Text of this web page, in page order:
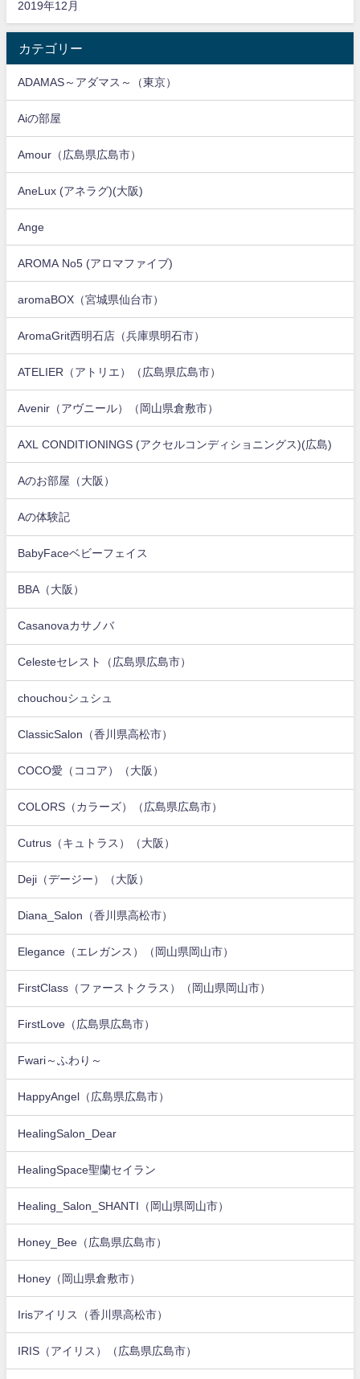
2019年12月
カテゴリー
ADAMAS～アダマス～（東京）
Aiの部屋
Amour（広島県広島市）
AneLux (アネラグ)(大阪)
Ange
AROMA No5 (アロマファイブ)
aromaBOX（宮城県仙台市）
AromaGrit西明石店（兵庫県明石市）
ATELIER（アトリエ）（広島県広島市）
Avenir（アヴニール）（岡山県倉敷市）
AXL CONDITIONINGS (アクセルコンディショニングス)(広島)
Aのお部屋（大阪）
Aの体験記
BabyFaceベビーフェイス
BBA（大阪）
Casanovaカサノバ
Celesteセレスト（広島県広島市）
chouchouシュシュ
ClassicSalon（香川県高松市）
COCO愛（ココア）（大阪）
COLORS（カラーズ）（広島県広島市）
Cutrus（キュトラス）（大阪）
Deji（デージー）（大阪）
Diana_Salon（香川県高松市）
Elegance（エレガンス）（岡山県岡山市）
FirstClass（ファーストクラス）（岡山県岡山市）
FirstLove（広島県広島市）
Fwari～ふわり～
HappyAngel（広島県広島市）
HealingSalon_Dear
HealingSpace聖蘭セイラン
Healing_Salon_SHANTI（岡山県岡山市）
Honey_Bee（広島県広島市）
Honey（岡山県倉敷市）
Irisアイリス（香川県高松市）
IRIS（アイリス）（広島県広島市）